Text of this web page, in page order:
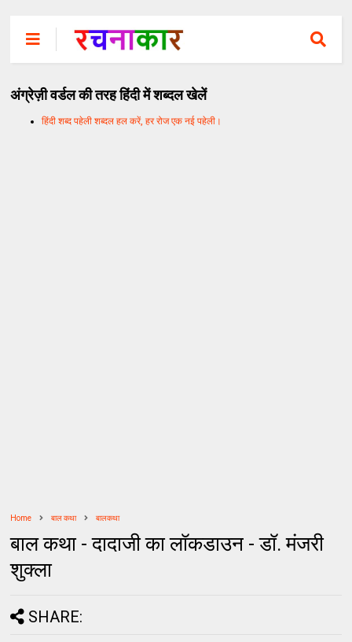
अंग्रेज़ी वर्डल की तरह हिंदी में शब्दल खेलें
हिंदी शब्द पहेली शब्दल हल करें, हर रोज एक नई पहेली।
Home बाल कथा बालकथा
बाल कथा - दादाजी का लॉकडाउन - डॉ. मंजरी
शुक्ला
SHARE: